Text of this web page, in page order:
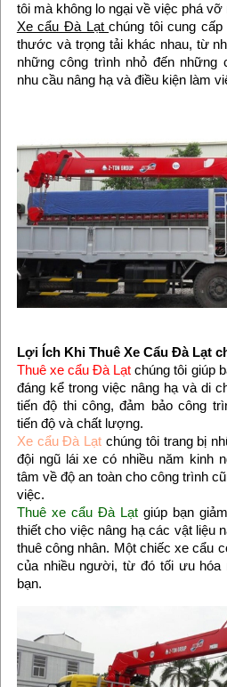
tôi mà không lo ngại về việc phá
Xe cẩu Đà Lạtchúng tôi cung
thước và trọng tải khác nhau, từ
những công trình nhỏ đến
nhu cầu nâng hạ và điều kiện làm
Lợi Ích Khi Thuê Xe Cẩu Đà Lạt
Thuê xe cẩu Đà Lạt chúng tôi giúp
đáng kể trong việc nâng hạ và di
tiến độ thi công, đảm bảo công
tiến độ và chất lượng.
Xe cẩu Đà Lạt chúng tôi trang bị
đội ngũ lái xe có nhiều năm kinh
tâm về độ an toàn cho công trình
việc.
Thuê xe cẩu Đà Lạtgiúp bạn
thiết cho việc nâng hạ các vật liệu
thuê công nhân. Một chiếc xe cẩu
của nhiều người, từ đó tối ưu
bạn.